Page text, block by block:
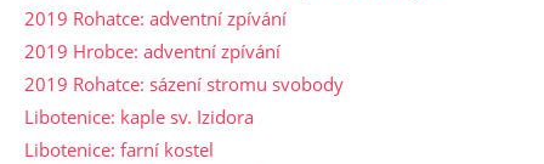
2019 Rohatce: adventní zpívání
2019 Hrobce: adventní zpívání
2019 Rohatce: sázení stromu svobody
Libotenice: kaple sv. Izidora
Libotenice: farní kostel